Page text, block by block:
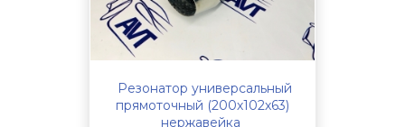
Резонатор универсальный
прямоточный (200х102х63)
нержавейка